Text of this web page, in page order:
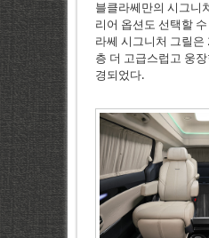
블클라쎄만의 시그니
리어 옵션도 선택할
라쎄 시그니처 그릴은
층 더 고급스럽고 웅
경되었다.